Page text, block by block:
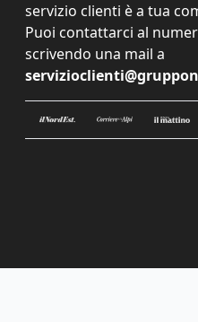
servizio clienti è a tua
Puoi contattarci al
scrivendo una mail a